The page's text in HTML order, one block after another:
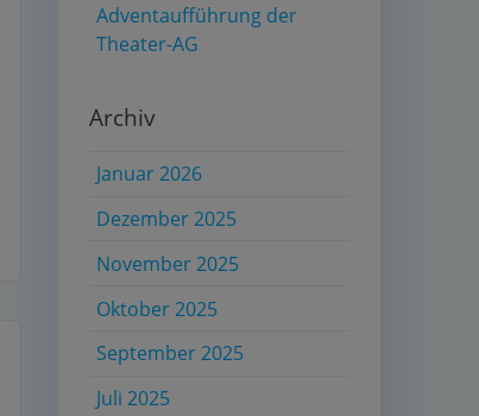
Adventaufführung der
Theater-AG
Archiv
Januar 2026
Dezember 2025
November 2025
Oktober 2025
September 2025
Juli 2025